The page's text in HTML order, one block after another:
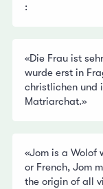
:
«Die Frau ist
wurde erst in
christlichen und
Matriarchat.»
«Jom is a Wolof
or French, Jom
the origin of all